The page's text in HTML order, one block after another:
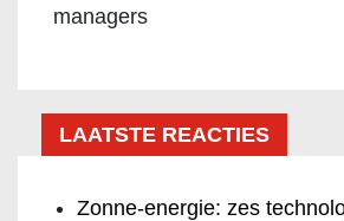
managers
LAATSTE REACTIES
Zonne-energie: zes